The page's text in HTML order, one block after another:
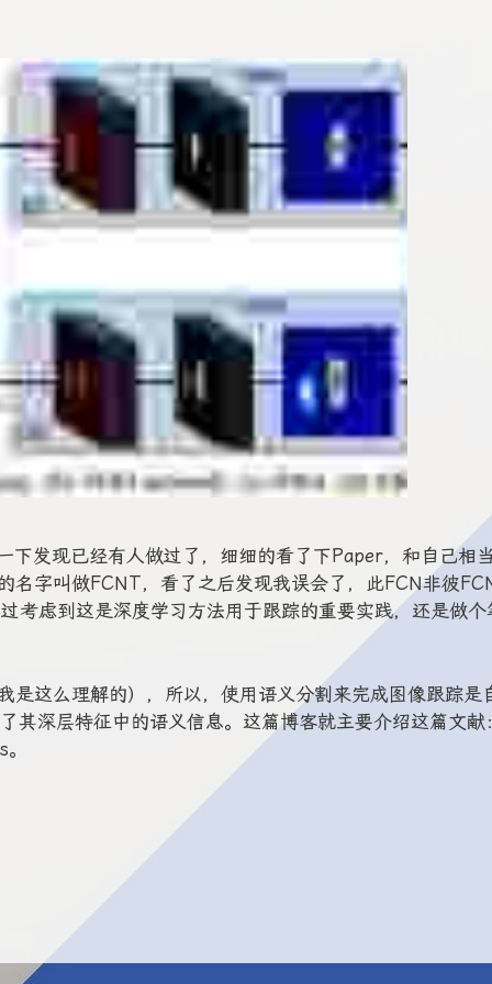
现已经有人做过了，细细的看了下Paper，和自己相
名字叫做FCNT，看了之后发现我误会了，此FCN非彼
考虑到这是深度学习方法用于跟踪的重要实践，还是做个
么理解的），所以，使用语义分割来完成图像跟踪是
其深层特征中的语义信息。这篇博客就主要介绍这篇文献